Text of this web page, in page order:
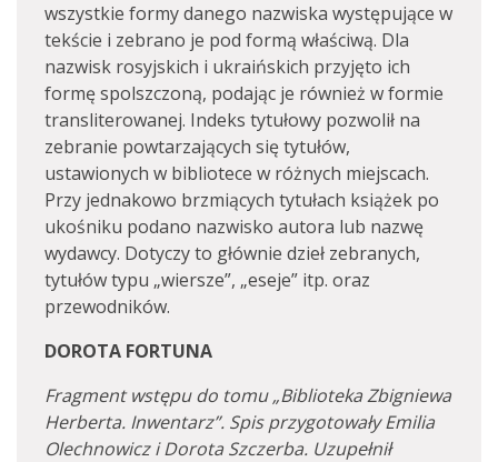
wszystkie formy danego nazwiska występujące w
tekście i zebrano je pod formą właściwą. Dla
nazwisk rosyjskich i ukraińskich przyjęto ich
formę spolszczoną, podając je również w formie
transliterowanej. Indeks tytułowy pozwolił na
zebranie powtarzających się tytułów,
ustawionych w bibliotece w różnych miejscach.
Przy jednakowo brzmiących tytułach książek po
ukośniku podano nazwisko autora lub nazwę
wydawcy. Dotyczy to głównie dzieł zebranych,
tytułów typu „wiersze”, „eseje” itp. oraz
przewodników.
DOROTA FORTUNA
Fragment wstępu do tomu „Biblioteka Zbigniewa
Herberta. Inwentarz”. Spis przygotowały Emilia
Olechnowicz i Dorota Szczerba. Uzupełnił